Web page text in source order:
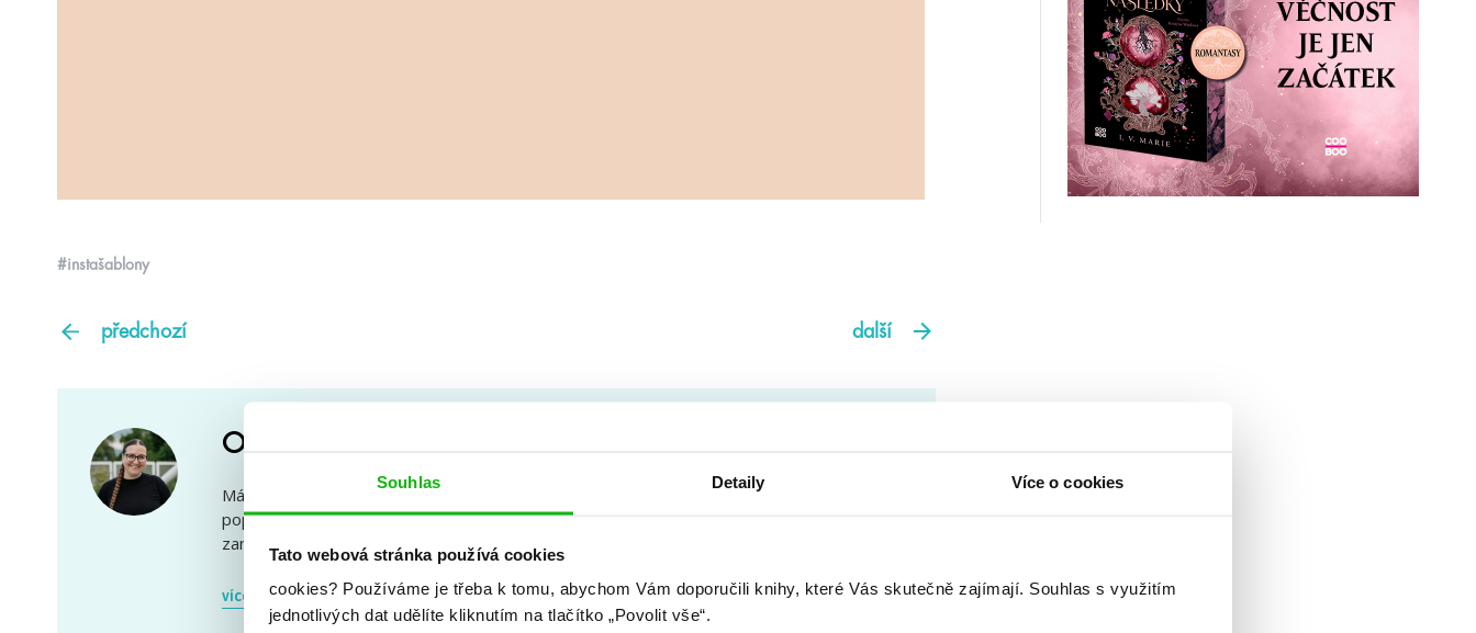
Souhlas Detaily Více o cookies
Tato webová stránka používá cookies
cookies? Používáme je třeba k tomu, abychom Vám doporučili knihy, které Vás skutečně zajímají. Souhlas s využitím
jednotlivých dat udělíte kliknutím na tlačítko „Povolit vše“.
#instašablony
předchozí další
Ola alias Nofreeusernames
Mám doma samostatnou místnost jenom na knihy, slušnou sbírku funko
pop figurek, černou kočku s klučičím jménem… Knížky jsou mým koníčkem i
zaměstnáním, i tak ale stíhám trávit až příliš…
více